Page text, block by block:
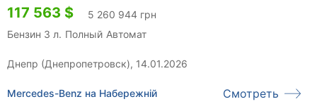
117 563 $
5 260 944 грн
Бензин 3 л. Полный Автомат
Днепр (Днепропетровск), 14.01.2026
Mercedes-Benz на Набережній Смотреть